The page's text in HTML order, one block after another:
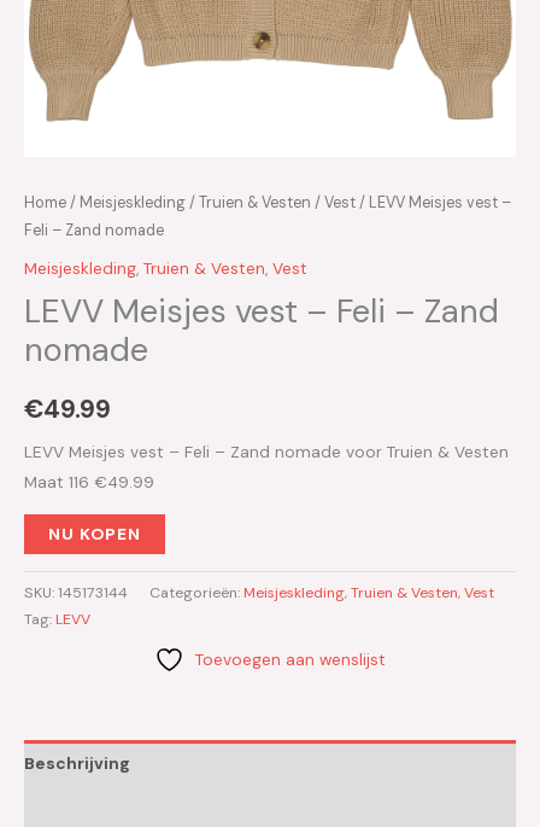
Home/ Meisjeskleding/Truien & Vesten /Vest/ LEVV Meisjes vest –
Feli – Zand nomade
Meisjeskleding, Truien & Vesten, Vest
LEVV Meisjes vest – Feli – Zand
nomade
€49.99
LEVV Meisjes vest – Feli – Zand nomade voor Truien & Vesten
Maat 116 €49.99
NU KOPEN
SKU:145173144 Categorieën: Meisjeskleding,Truien & Vesten,Vest
Tag: LEVV
Toevoegen aan wenslijst
Beschrijving